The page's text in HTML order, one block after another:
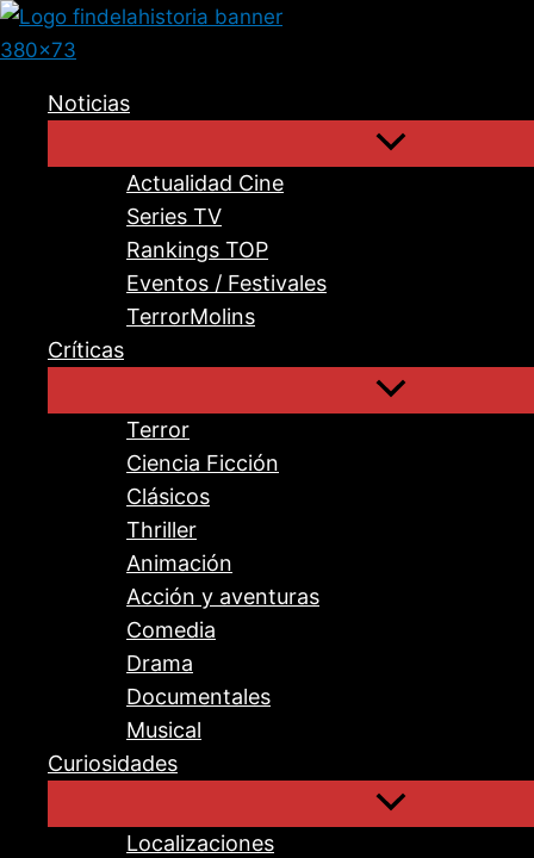
Ir
al
Noticias
Actualidad Cine
Series TV
Rankings TOP
Eventos / Festivales
TerrorMolins
Críticas
Terror
Ciencia Ficción
Clásicos
Thriller
Animación
Acción y aventuras
Comedia
Drama
Documentales
Musical
Curiosidades
Localizaciones